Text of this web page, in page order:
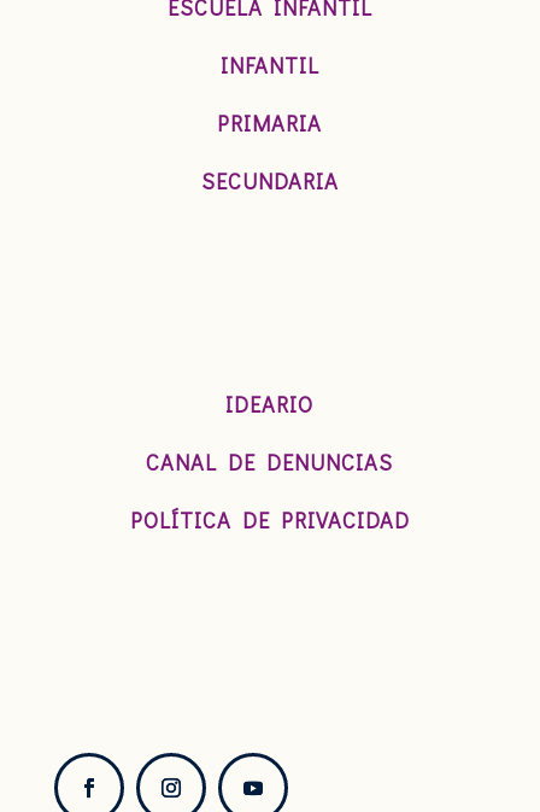
ESCUELA INFANTIL
INFANTIL
PRIMARIA
SECUNDARIA
IDEARIO
CANAL DE DENUNCIAS
POLÍTICA DE PRIVACIDAD